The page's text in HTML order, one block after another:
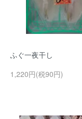
ふぐ一夜干し
1,220円(税90円)